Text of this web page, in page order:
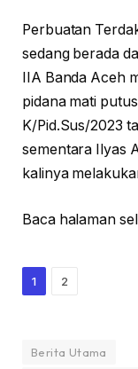
Perbuatan
sedang berada
IIA Banda Aceh
pidana mati
K/Pid.Sus/2023
sementara Ilyas
kalinya
Baca halaman
1 2
Berita Utama